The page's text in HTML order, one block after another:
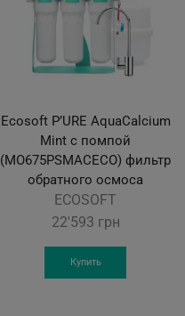
Ecosoft P’URE AquaCalcium
Mint с помпой
(MO675PSMACECO) фильтр
обратного осмоса
ECOSOFT
22'593 грн
Купить